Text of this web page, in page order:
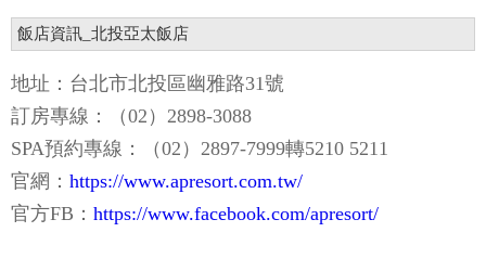
飯店資訊_北投亞太飯店
地址：台北市北投區幽雅路31號
訂房專線：（02）2898-3088
SPA預約專線：（02）2897-7999轉5210 5211
官網： https://www.apresort.com.tw/
官方FB： https://www.facebook.com/apresort/